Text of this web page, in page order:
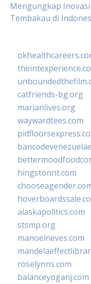
Mengungkap
Tembakau di
catfriends-bg.org
marianlives.org
waywardtees.com
hingstonnt.com
alaskapolitics.com
stsmp.org
manoelneves.com
roselynns.com
balanceyoganj.com